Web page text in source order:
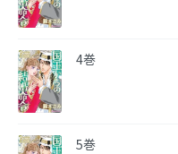
4巻
5巻